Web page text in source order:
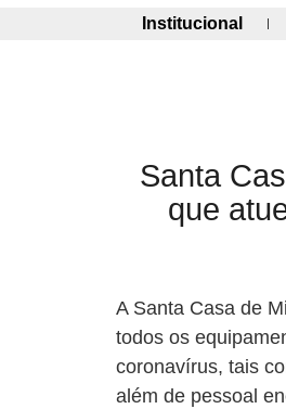
Institucional(abre
Santa
que
A Santa Casa de
todos os
coronavírus, tais
além de pessoal